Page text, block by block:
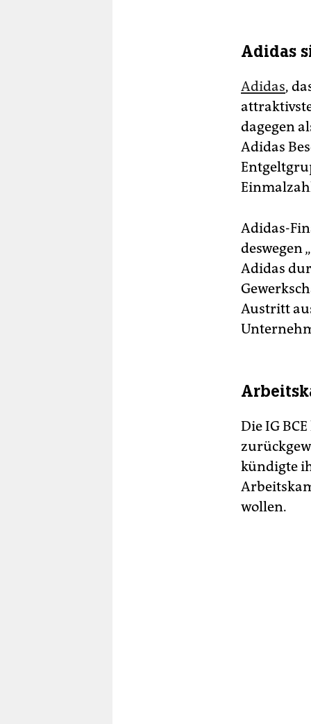
Adidas
Adidas,
dagegen
Adidas
Adidas-
deswegen
Adidas
Austritt
Die IG
kündigte
wollen.